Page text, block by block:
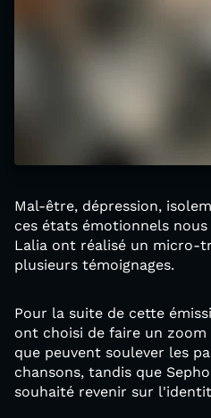
Mal-être, dépression,
ces états émotionnels
Lalia ont réalisé un micro-
plusieurs témoignages.
Pour la suite de cette
ont choisi de faire un
que peuvent soulever les
chansons, tandis que
souhaité revenir sur